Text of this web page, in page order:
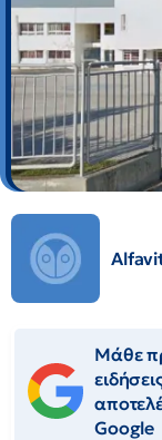
Μάθε
Google